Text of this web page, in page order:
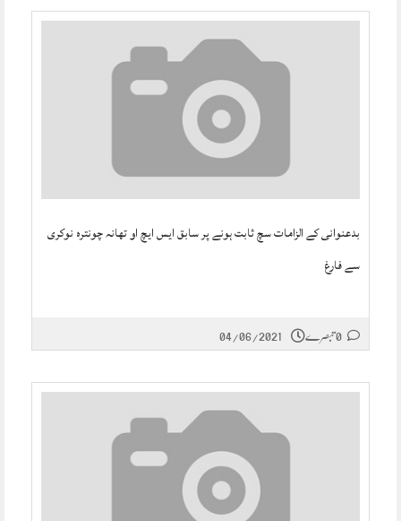
بدعنوانی کے الزامات سچ ثابت ہونے پر سابق ایس ایچ او تھانہ چونترہ نوکری
سے فارغ
04/06/2021